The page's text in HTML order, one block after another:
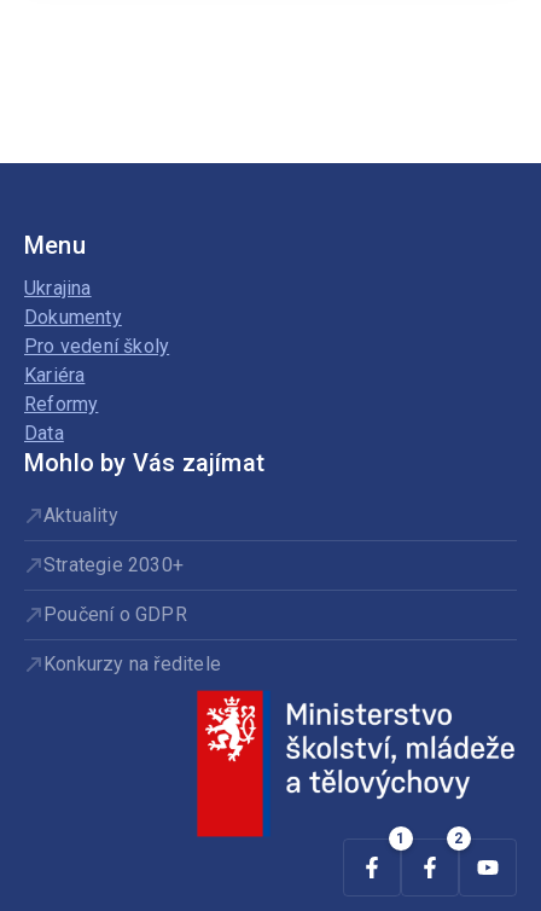
Menu
Ukrajina
Dokumenty
Pro vedení školy
Kariéra
Reformy
Data
Mohlo by Vás zajímat
Aktuality
Strategie 2030+
Poučení o GDPR
Konkurzy na ředitele